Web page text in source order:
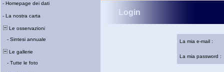
- Homepage dei dati
- La nostra carta
Le osservazioni
- Sintesi annuale
Le gallerie
- Tutte le foto
Login
La mia e-mail :
La mia password :